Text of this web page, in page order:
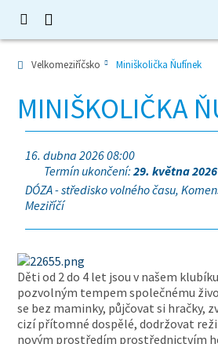
Velkomeziříčsko Miniškolička Ňufínek
MINIŠKOLIČKA
16. dubna 2026 08:00
Termín ukončení:29. května 2026
DÓZA - středisko volného času,
Meziříčí
Děti od 2 do 4 let jsou v našem
pozvolným tempem společnému
se bez maminky, půjčovat si hračky,
cizí přítomné dospělé, dodržovat
novým prostředím prostřednictvím